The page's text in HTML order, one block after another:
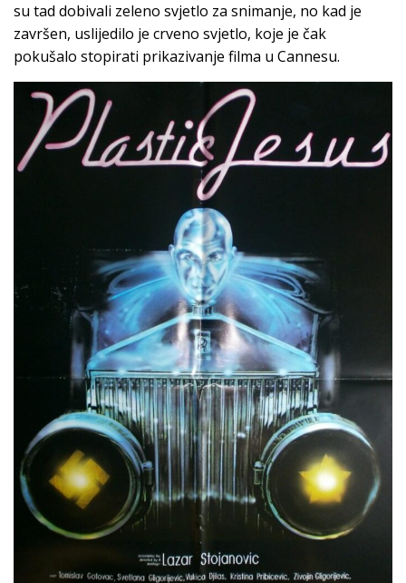
su tad dobivali zeleno svjetlo za snimanje, no kad je
završen, uslijedilo je crveno svjetlo, koje je čak
pokušalo stopirati prikazivanje filma u Cannesu.